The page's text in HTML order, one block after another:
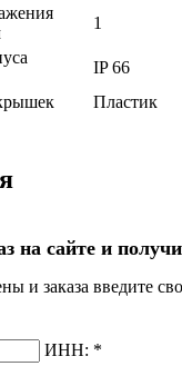
1
IP 66
Пластик
на сайте и
и заказа введите
ИНН: *